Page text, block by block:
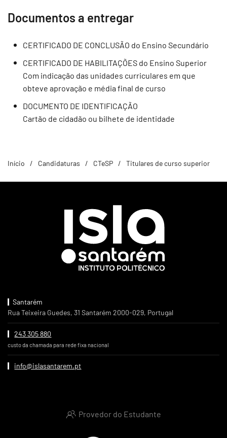
Documentos a entregar
CERTIFICADO DE CONCLUSÃO do Ensino Secundário
CERTIFICADO DE HABILITAÇÕES do Ensino Superior
Com indicação das unidades curriculares em que
obteve aprovação e média final de curso
DOCUMENTO DE IDENTIFICAÇÃO
Cartão de cidadão ou bilhete de identidade
Início Candidaturas CTeSP Titulares de curso superior
Santarém
Rua Teixeira Guedes, 31 Santarém 2000-029, Portugal
243 305 880
custo da chamada para rede fixa nacional
info@islasantarem.pt
Provedor do Estudante